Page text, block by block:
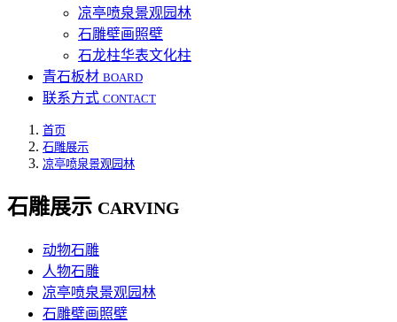
凉亭喷泉景观园林
石雕壁画照壁
石龙柱华表文化柱
青石板材 BOARD
联系方式 CONTACT
首页
石雕展示
凉亭喷泉景观园林
石雕展示 CARVING
动物石雕
人物石雕
凉亭喷泉景观园林
石雕壁画照壁